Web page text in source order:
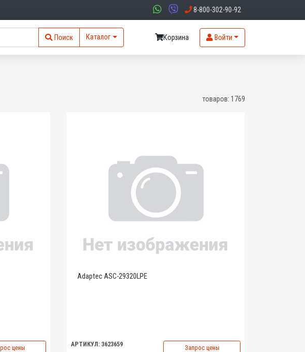
8-800-302-90-92
Поиск Каталог Корзина Войти
товаров: 1769
цены
Adaptec ASC-29320LPE
АРТИКУЛ: 3623659 Запрос цены